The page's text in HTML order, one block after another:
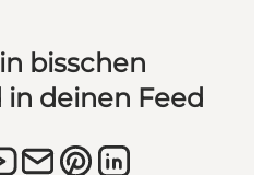
bisschen
deinen Feed